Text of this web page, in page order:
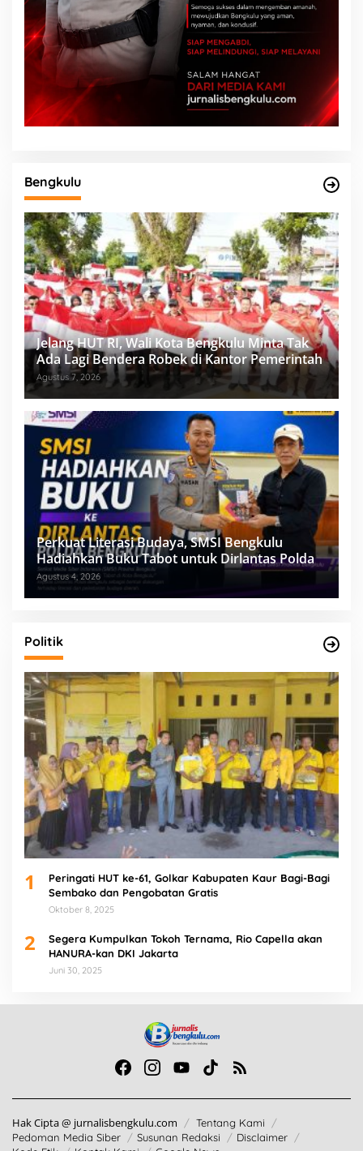
Bengkulu
Jelang HUT RI, Wali Kota Bengkulu Minta Tak
Ada Lagi Bendera Robek di Kantor Pemerintah
Agustus 7, 2026
Perkuat Literasi Budaya, SMSI Bengkulu
Hadiahkan Buku Tabot untuk Dirlantas Polda
Agustus 4, 2026
Politik
1
Peringati HUT ke-61, Golkar Kabupaten Kaur Bagi-Bagi
Sembako dan Pengobatan Gratis
Oktober 8, 2025
2
Segera Kumpulkan Tokoh Ternama, Rio Capella akan
HANURA-kan DKI Jakarta
Juni 30, 2025
Hak Cipta @ jurnalisbengkulu.com
Tentang Kami
Pedoman Media Siber
Susunan Redaksi
Disclaimer